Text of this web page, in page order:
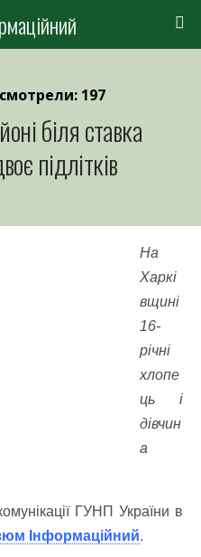
197
біля ставка
підлітків
На
Харкі
вщині
16-
річні
хлопе
ць і
дівчин
а
ГУНП України в
Інформаційний.